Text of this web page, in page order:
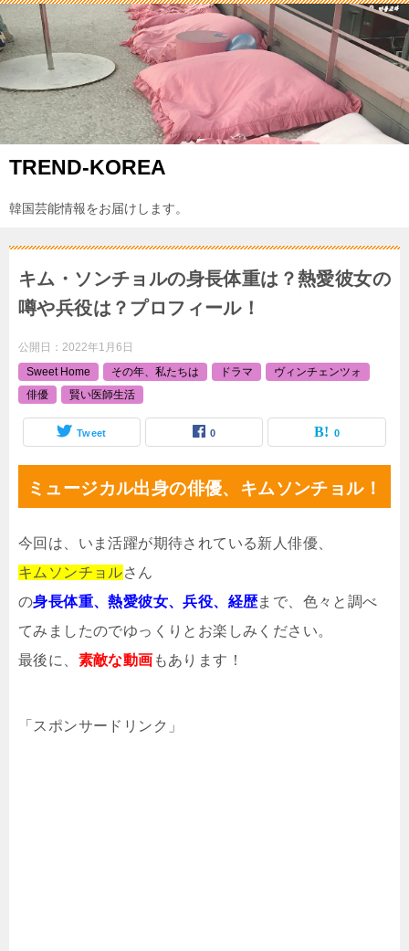
TREND-KOREA
韓国芸能情報をお届けします。
キム・ソンチョルの身長体重は？熱愛彼女の
噂や兵役は？プロフィール！
公開日： 2022年1月6日
Sweet Home
その年、私たちは ドラマ
ヴィンチェンツォ
俳優
賢い医師生活
Tweet 0 0
ミュージカル出身の俳優、キムソンチョル！
今回は、いま活躍が期待されている新人俳優、
キムソンチョルさん
の身長体重、熱愛彼女、兵役、経歴まで、色々と調べ
てみましたのでゆっくりとお楽しみください。
最後に、 素敵な動画 もあります！
「スポンサードリンク」